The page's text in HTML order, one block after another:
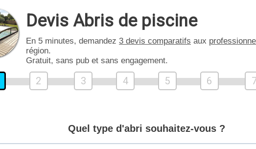
Devis Abris de piscine
En 5 minutes, demandez 3 devis comparatifs aux
région.
Gratuit, sans pub et sans engagement.
2 3 4 5 6
Quel type d'abri souhaitez-vous ?